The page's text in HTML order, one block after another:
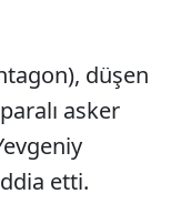
düşen
asker
etti.